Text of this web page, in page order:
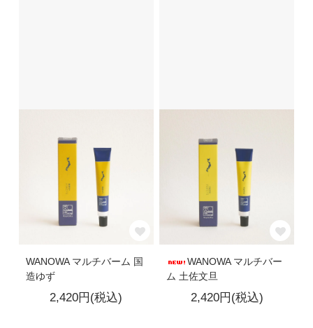
WANOWA マルチバーム 国
造ゆず
2,420円(税込)
WANOWA マルチバー
ム 土佐文旦
2,420円(税込)